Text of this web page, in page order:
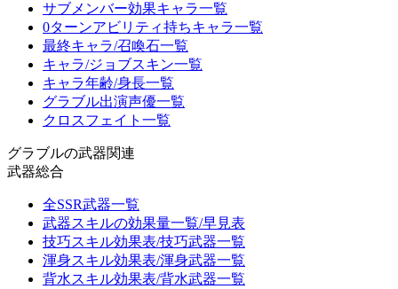
サブメンバー効果キャラ一覧
0ターンアビリティ持ちキャラ一覧
最終キャラ/召喚石一覧
キャラ/ジョブスキン一覧
キャラ年齢/身長一覧
グラブル出演声優一覧
クロスフェイト一覧
グラブルの武器関連
武器総合
全SSR武器一覧
武器スキルの効果量一覧/早見表
技巧スキル効果表/技巧武器一覧
渾身スキル効果表/渾身武器一覧
背水スキル効果表/背水武器一覧